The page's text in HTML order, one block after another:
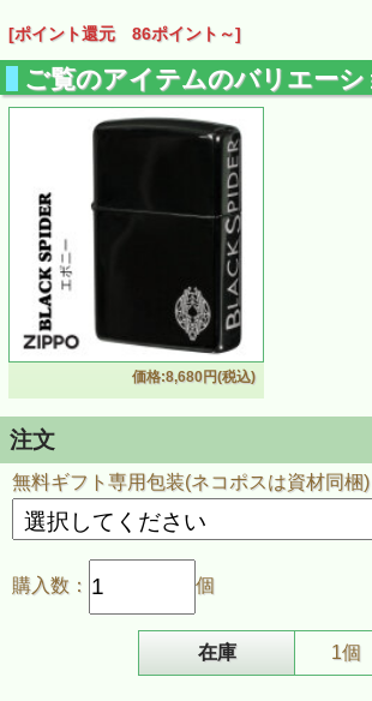
ZIPPO/ブラックスパイダー 黒ニッケル
ブラックニッケルの本体にBLACK
表現されたZIPPOライター。
文字と蜘蛛には銀入れ、蜘蛛の巣には赤
てあり、黒に映える美しいデザインです
おしゃれでカッコイイ仕上がりで、ギフ
もおすすめです。
[ポイント還元 86ポイント～]
ご覧のアイテムのバリエーシ
価格:8,680円(税込)
注文
無料ギフト専用包装(ネコポスは資材同梱)
購入数： 個
在庫 1個